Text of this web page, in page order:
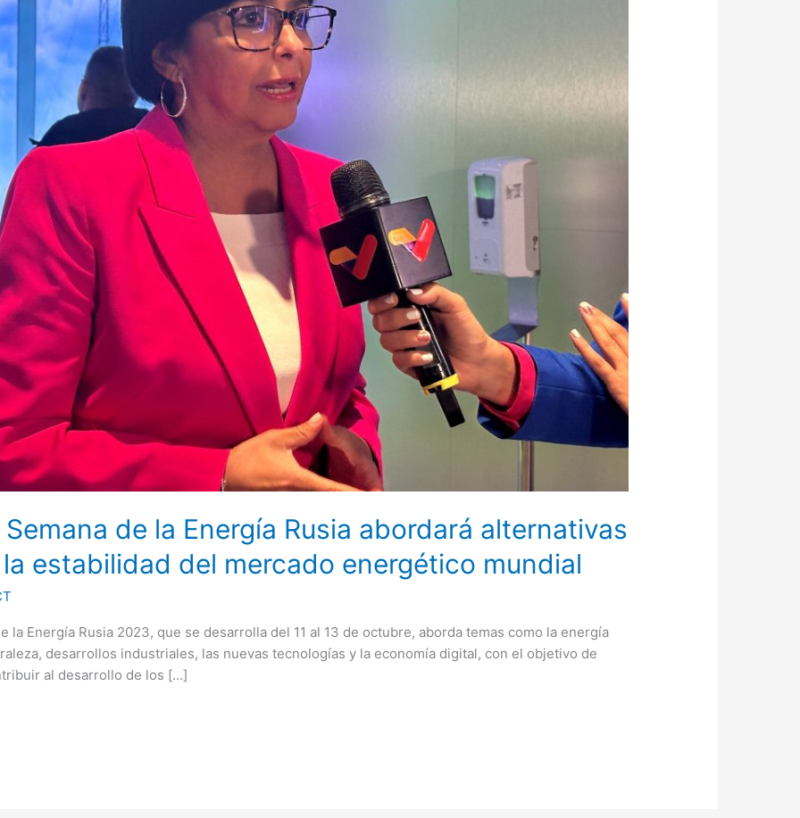
de la Energía Rusia abordará alternativas
estabilidad del mercado energético mundial
la Energía Rusia 2023, que se desarrolla del 11 al 13 de octubre, aborda temas como la energía
desarrollos industriales, las nuevas tecnologías y la economía digital, con el objetivo de
al desarrollo de los […]